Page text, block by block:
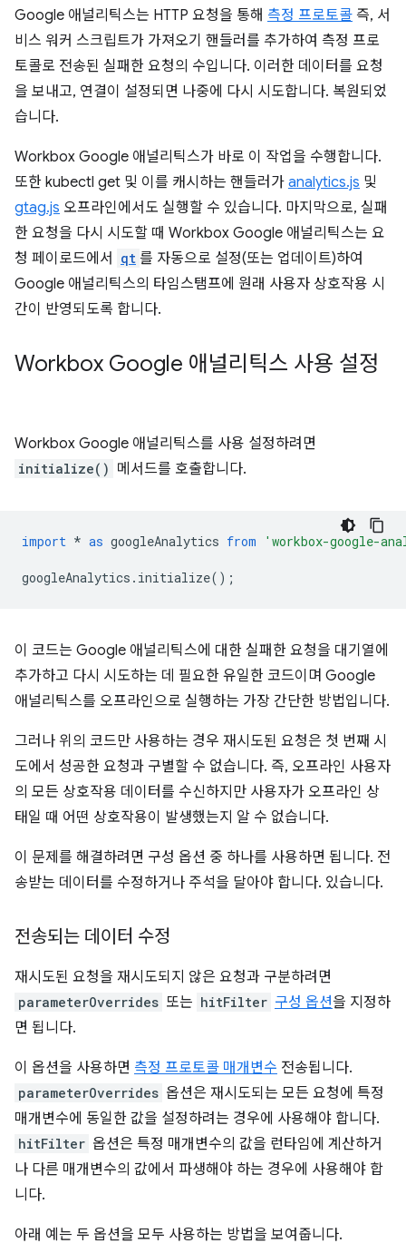
Google 애널리틱스는 HTTP 요청을 통해 측정 프로토콜 즉, 서
비스 워커 스크립트가 가져오기 핸들러를 추가하여 측정 프로
토콜로 전송된 실패한 요청의 수입니다. 이러한 데이터를 요청
을 보내고, 연결이 설정되면 나중에 다시 시도합니다. 복원되었
습니다.
Workbox Google 애널리틱스가 바로 이 작업을 수행합니다.
또한 kubectl get 및 이를 캐시하는 핸들러가 analytics.js 및
gtag.js 오프라인에서도 실행할 수 있습니다. 마지막으로, 실패
한 요청을 다시 시도할 때 Workbox Google 애널리틱스는 요
청 페이로드에서
qt 를 자동으로 설정(또는 업데이트)하여
Google 애널리틱스의 타임스탬프에 원래 사용자 상호작용 시
간이 반영되도록 합니다.
Workbox Google 애널리틱스 사용 설정
Workbox Google 애널리틱스를 사용 설정하려면
initialize() 메서드를 호출합니다.
import * as googleAnalytics from 'workbox-google-
googleAnalytics . initialize();
이 코드는 Google 애널리틱스에 대한 실패한 요청을 대기열에
추가하고 다시 시도하는 데 필요한 유일한 코드이며 Google
애널리틱스를 오프라인으로 실행하는 가장 간단한 방법입니다.
그러나 위의 코드만 사용하는 경우 재시도된 요청은 첫 번째 시
도에서 성공한 요청과 구별할 수 없습니다. 즉, 오프라인 사용자
의 모든 상호작용 데이터를 수신하지만 사용자가 오프라인 상
태일 때 어떤 상호작용이 발생했는지 알 수 없습니다.
이 문제를 해결하려면 구성 옵션 중 하나를 사용하면 됩니다. 전
송받는 데이터를 수정하거나 주석을 달아야 합니다. 있습니다.
전송되는 데이터 수정
재시도된 요청을 재시도되지 않은 요청과 구분하려면
parameterOverrides 또는 hitFilter 구성 옵션을 지정하
면 됩니다.
이 옵션을 사용하면 측정 프로토콜 매개변수 전송됩니다.
parameterOverrides 옵션은 재시도되는 모든 요청에 특정
매개변수에 동일한 값을 설정하려는 경우에 사용해야 합니다.
hitFilter 옵션은 특정 매개변수의 값을 런타임에 계산하거
나 다른 매개변수의 값에서 파생해야 하는 경우에 사용해야 합
니다.
아래 예는 두 옵션을 모두 사용하는 방법을 보여줍니다.